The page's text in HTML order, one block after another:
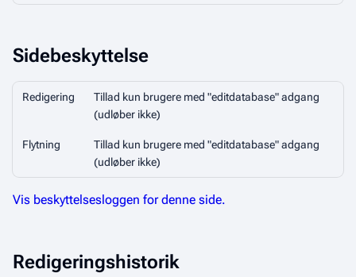
Sidebeskyttelse
Redigering
Tillad kun brugere med "editdatabase" adgang
(udløber ikke)
Flytning
Tillad kun brugere med "editdatabase" adgang
(udløber ikke)
Vis beskyttelsesloggen for denne side.
Redigeringshistorik